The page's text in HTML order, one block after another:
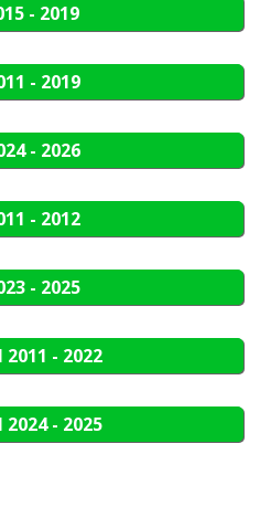
- 2019
- 2019
- 2026
- 2012
- 2025
2011 - 2022
2024 - 2025